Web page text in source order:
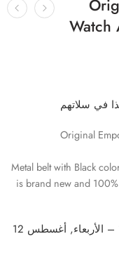
Watch
Original
Metal belt with Black
is brand new and